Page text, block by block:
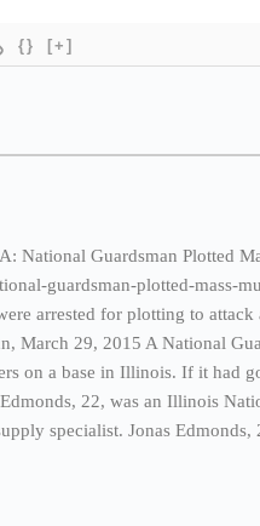
{} [+]
National Guardsman Plotted
guardsman-plotted-mass-
arrested for plotting to
March 29, 2015 A National
on a base in Illinois. If it had
22, was an Illinois
specialist. Jonas Edmonds,